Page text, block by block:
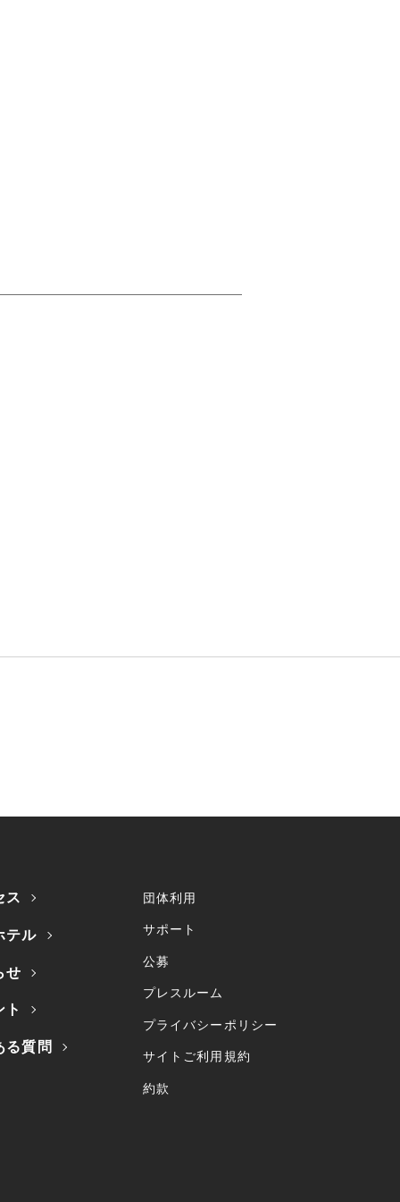
ス
テル
せ
ト
る質問
団体利用
サポート
公募
プレスルーム
プライバシーポリシー
サイトご利用規約
約款